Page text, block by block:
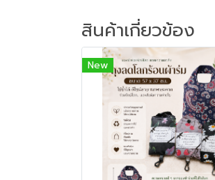
สินค้าเกี่ยวข้อง
New